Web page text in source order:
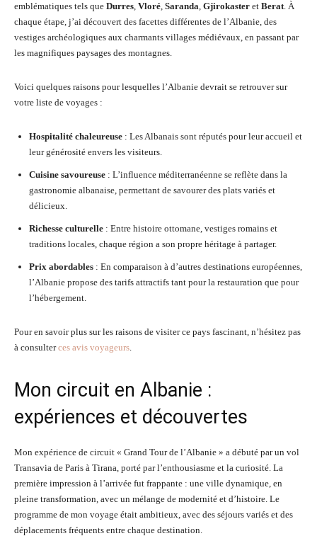
emblématiques tels que Durres, Vloré, Saranda, Gjirokaster et Berat. À
chaque étape, j’ai découvert des facettes différentes de l’Albanie, des
vestiges archéologiques aux charmants villages médiévaux, en passant par
les magnifiques paysages des montagnes.
Voici quelques raisons pour lesquelles l’Albanie devrait se retrouver sur
votre liste de voyages :
Hospitalité chaleureuse : Les Albanais sont réputés pour leur accueil et
leur générosité envers les visiteurs.
Cuisine savoureuse : L’influence méditerranéenne se reflète dans la
gastronomie albanaise, permettant de savourer des plats variés et
délicieux.
Richesse culturelle : Entre histoire ottomane, vestiges romains et
traditions locales, chaque région a son propre héritage à partager.
Prix abordables : En comparaison à d’autres destinations européennes,
l’Albanie propose des tarifs attractifs tant pour la restauration que pour
l’hébergement.
Pour en savoir plus sur les raisons de visiter ce pays fascinant, n’hésitez pas
à consulterces avis voyageurs.
Mon circuit en Albanie :
expériences et découvertes
Mon expérience de circuit « Grand Tour de l’Albanie » a débuté par un vol
Transavia de Paris à Tirana, porté par l’enthousiasme et la curiosité. La
première impression à l’arrivée fut frappante : une ville dynamique, en
pleine transformation, avec un mélange de modernité et d’histoire. Le
programme de mon voyage était ambitieux, avec des séjours variés et des
déplacements fréquents entre chaque destination.